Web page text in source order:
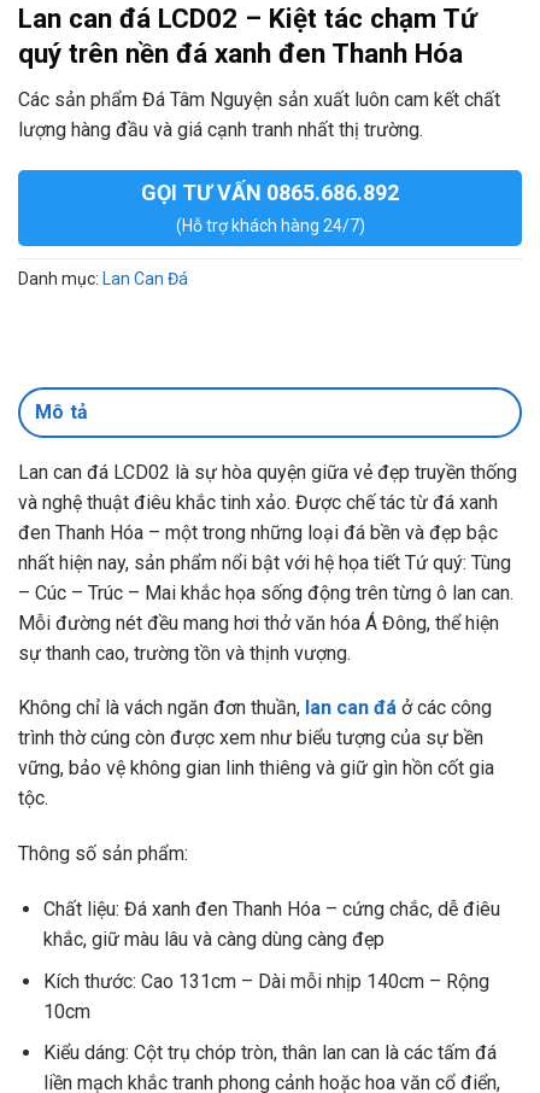
Lan can đá LCD02 – Kiệt tác chạm Tứ
quý trên nền đá xanh đen Thanh Hóa
Các sản phẩm Đá Tâm Nguyện sản xuất luôn cam kết chất
lượng hàng đầu và giá cạnh tranh nhất thị trường.
GỌI TƯ VẤN 0865.686.892
(Hỗ trợ khách hàng 24/7)
Danh mục: Lan Can Đá
Mô tả
Lan can đá LCD02 là sự hòa quyện giữa vẻ đẹp truyền thống
và nghệ thuật điêu khắc tinh xảo. Được chế tác từ đá xanh
đen Thanh Hóa – một trong những loại đá bền và đẹp bậc
nhất hiện nay, sản phẩm nổi bật với hệ họa tiết Tứ quý: Tùng
– Cúc – Trúc – Mai khắc họa sống động trên từng ô lan can.
Mỗi đường nét đều mang hơi thở văn hóa Á Đông, thể hiện
sự thanh cao, trường tồn và thịnh vượng.
Không chỉ là vách ngăn đơn thuần, lan can đá ở các công
trình thờ cúng còn được xem như biểu tượng của sự bền
vững, bảo vệ không gian linh thiêng và giữ gìn hồn cốt gia
tộc.
Thông số sản phẩm:
Chất liệu: Đá xanh đen Thanh Hóa – cứng chắc, dễ điêu
khắc, giữ màu lâu và càng dùng càng đẹp
Kích thước: Cao 131cm – Dài mỗi nhịp 140cm – Rộng
10cm
Kiểu dáng: Cột trụ chóp tròn, thân lan can là các tấm đá
liền mạch khắc tranh phong cảnh hoặc hoa văn cổ điển,